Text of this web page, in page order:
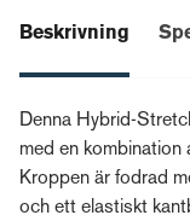
Beskrivning
Denna Hybrid-
med en kombination
Kroppen är fodrad
och ett elastiskt